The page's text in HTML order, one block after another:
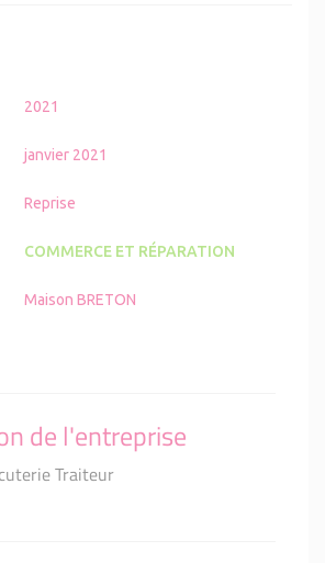
2021
janvier 2021
Reprise
COMMERCE ET RÉPARATION
Maison BRETON
de l'entreprise
Traiteur